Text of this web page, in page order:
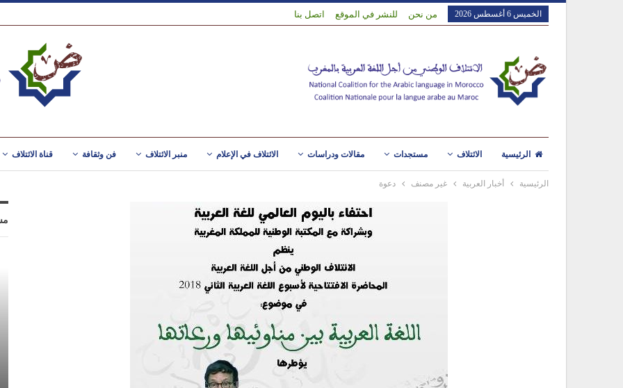
الخميس 6 أغسطس 2026 من نحن للنشر في الموقع اتصل بنا
الرئيسية الائتلاف مستجدات مقالات ودراسات الائتلاف في الإعلام منبر الائتلاف فن وثقافة قناة الائتلاف
الرئيسية أخبار العربية غير مصنف دعوة